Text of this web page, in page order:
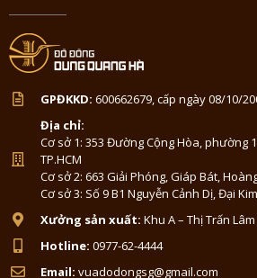
GPĐKKD: 600662679, cấp ngày 08/10/
Địa chỉ:
Cơ sở 1: 353 Đường Cộng Hòa, phường
TP.HCM
Cơ sở 2: 663 Giải Phóng, Giáp Bát,
Cơ sở 3: Số 9 B1 Nguyễn Cảnh Dị, Đại
Xưởng sản xuất: Khu A – Thị Trấn
Hotline: 0977-62-4444
Email: vuadodongsg@gmail.com